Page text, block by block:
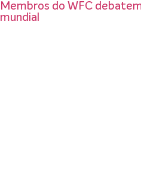
Membros do WFC
mundial